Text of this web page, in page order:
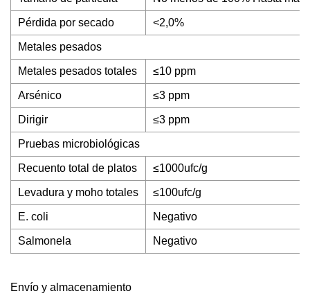
Pérdida por secado <2,0%
Metales pesados
Metales pesados ​​totales ≤10 ppm
Arsénico ≤3 ppm
Dirigir ≤3 ppm
Pruebas microbiológicas
Recuento total de platos ≤1000ufc/g
Levadura y moho totales ≤100ufc/g
E. coli Negativo
Salmonela Negativo
Envío y almacenamiento